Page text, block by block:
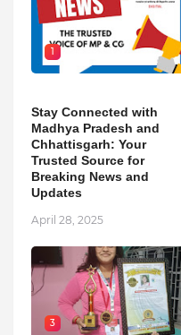
1
Stay Connected with
Madhya Pradesh and
Chhattisgarh: Your
Trusted Source for
Breaking News and
Updates
April 28, 2025
3